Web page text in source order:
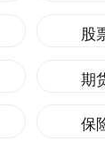
股
期
保